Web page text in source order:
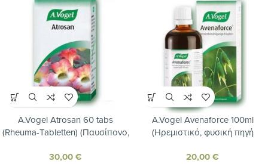
A.Vogel Atrosan 60 tabs
(Rheuma-Tabletten) (Παυσίπονο,
και μυοσκελετικούς πόνους)
30,00€
A.Vogel Avenaforce 100ml
(Ηρεμιστικό, φυσική πηγή
20,00€